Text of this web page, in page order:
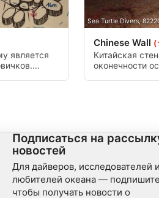
является
Sea Turtle Divers,
Chinese Wall
Китайская
оконечности
Подписаться на
новостей
Для дайверов, исследователей и
любителей океана —
чтобы получать новости о